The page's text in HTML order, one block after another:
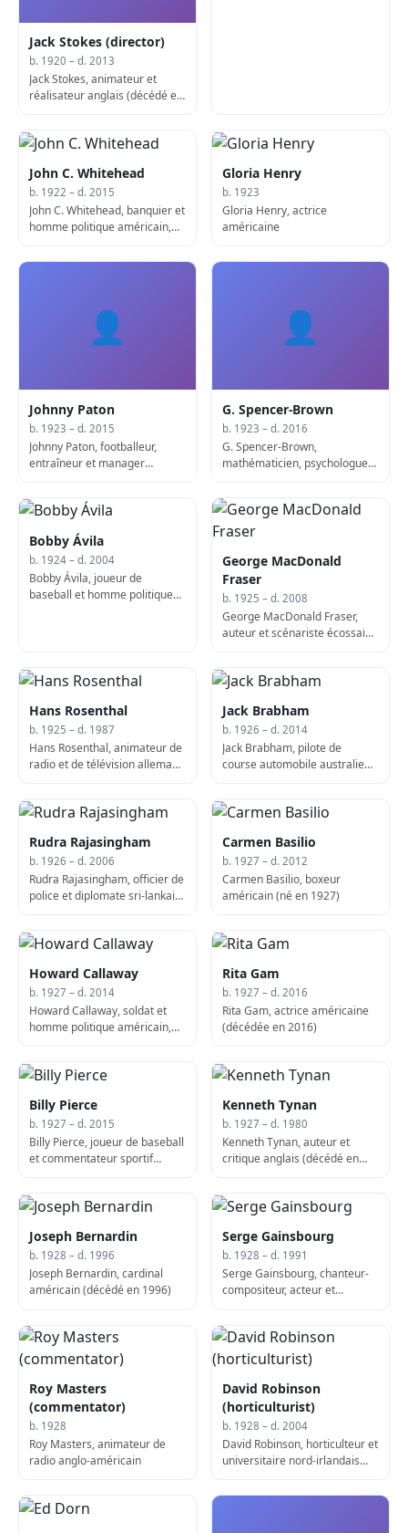
Jack Stokes (director)
b. 1920 – d. 2013
Jack Stokes, animateur et
réalisateur anglais (décédé en
John C. Whitehead
b. 1922 – d. 2015
John C. Whitehead, banquier et
homme politique américain,
des États-Unis (d. 2015)
Gloria Henry
b. 1923
Gloria Henry, actrice
américaine
👤
Johnny Paton
b. 1923 – d. 2015
Johnny Paton, footballeur,
entraîneur et manager
👤
G. Spencer-Brown
b. 1923 – d. 2016
G. Spencer-Brown,
mathématicien, psychologue
2016)
Bobby Ávila
b. 1924 – d. 2004
Bobby Ávila, joueur de
baseball et homme politique
George MacDonald
Fraser
b. 1925 – d. 2008
George MacDonald Fraser,
auteur et scénariste écossais
Hans Rosenthal
b. 1925 – d. 1987
Hans Rosenthal, animateur de
radio et de télévision allemand
Jack Brabham
b. 1926 – d. 2014
Jack Brabham, pilote de
course automobile australien
Rudra Rajasingham
b. 1926 – d. 2006
Rudra Rajasingham, officier de
police et diplomate sri-lankais
Carmen Basilio
b. 1927 – d. 2012
Carmen Basilio, boxeur
américain (né en 1927)
Howard Callaway
b. 1927 – d. 2014
Howard Callaway, soldat et
homme politique américain,
Rita Gam
b. 1927 – d. 2016
Rita Gam, actrice américaine
(décédée en 2016)
Billy Pierce
b. 1927 – d. 2015
Billy Pierce, joueur de baseball
et commentateur sportif
Kenneth Tynan
b. 1927 – d. 1980
Kenneth Tynan, auteur et
critique anglais (décédé en
Joseph Bernardin
b. 1928 – d. 1996
Joseph Bernardin, cardinal
américain (décédé en 1996)
Serge Gainsbourg
b. 1928 – d. 1991
Serge Gainsbourg, chanteur-
compositeur, acteur et
en 1991)
Roy Masters
(commentator)
b. 1928
Roy Masters, animateur de
radio anglo-américain
David Robinson
(horticulturist)
b. 1928 – d. 2004
David Robinson, horticulteur et
universitaire nord-irlandais